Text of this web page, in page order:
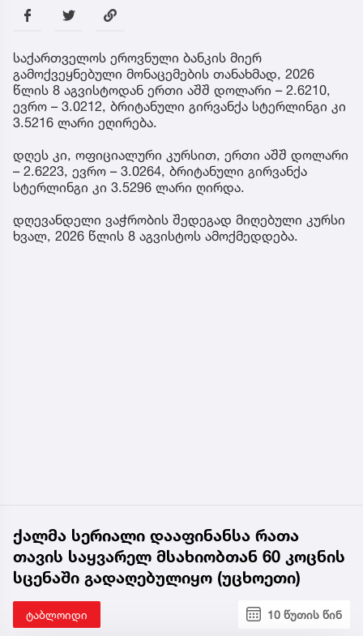
საქართველოს ეროვნული ბანკის მიერ
გამოქვეყნებული მონაცემების თანახმად, 2026
წლის 8 აგვისტოდან ერთი აშშ დოლარი – 2.6210,
ევრო – 3.0212, ბრიტანული გირვანქა სტერლინგი კი
3.5216 ლარი ეღირება.
დღეს კი, ოფიციალური კურსით, ერთი აშშ დოლარი
– 2.6223, ევრო – 3.0264, ბრიტანული გირვანქა
სტერლინგი კი 3.5296 ლარი ღირდა.
დღევანდელი ვაჭრობის შედეგად მიღებული კურსი
ხვალ, 2026 წლის 8 აგვისტოს ამოქმედდება.
ქალმა სერიალი დააფინანსა რათა
თავის საყვარელ მსახიობთან 60 კოცნის
სცენაში გადაღებულიყო (უცხოეთი)
ტაბლოიდი 10 წუთის წინ